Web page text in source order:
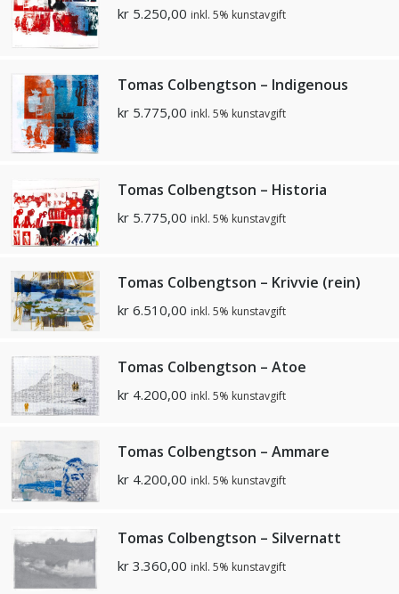
kr 5.250,00 inkl. 5% kunstavgift
Tomas Colbengtson – Indigenous
kr 5.775,00 inkl. 5% kunstavgift
Tomas Colbengtson – Historia
kr 5.775,00 inkl. 5% kunstavgift
Tomas Colbengtson – Krivvie (rein)
kr 6.510,00 inkl. 5% kunstavgift
Tomas Colbengtson – Atoe
kr 4.200,00 inkl. 5% kunstavgift
Tomas Colbengtson – Ammare
kr 4.200,00 inkl. 5% kunstavgift
Tomas Colbengtson – Silvernatt
kr 3.360,00 inkl. 5% kunstavgift